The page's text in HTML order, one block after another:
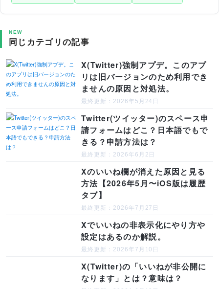
NEW
同じカテゴリの記事
X(Twitter)強制アプデ。このアプ
リは旧バージョンのため利用でき
ませんの原因と対処法。
最終更新：2026年5月24日
Twitter(ツイッター)のスペース申
請フォームはどこ？日本語でもで
きる？申請方法は？
最終更新：2026年6月2日
Xのいいね欄が消えた原因と見る
方法【2026年5月〜iOS版は履歴
タブ】
最終更新：2026年7月27日
Xでいいねの非表示化にやり方や
設定はあるのか解説。
最終更新：2026年7月10日
X(Twitter)の「いいねが非公開に
なります」とは？意味は？